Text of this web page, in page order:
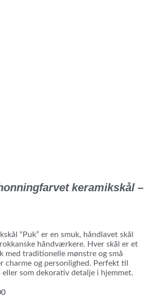
keramikskål –
“Puk” er en smuk, håndlavet skål
håndværkere. Hver skål er et
med traditionelle mønstre og små
charme og personlighed. Perfekt til
eller som dekorativ detalje i hjemmet.
Prisinterval: